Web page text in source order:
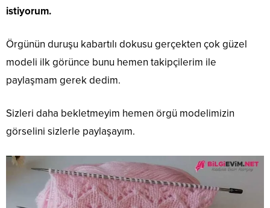
istiyorum.
Örgünün duruşu kabartılı dokusu gerçekten çok güzel
modeli ilk görünce bunu hemen takipçilerim ile
paylaşmam gerek dedim.
Sizleri daha bekletmeyim hemen örgü modelimizin
görselini sizlerle paylaşayım.